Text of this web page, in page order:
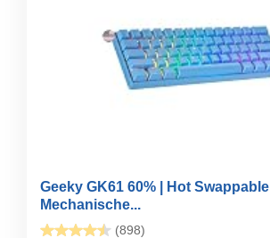
Geeky GK61 60% | Hot Swappable
Mechanische...
(898)